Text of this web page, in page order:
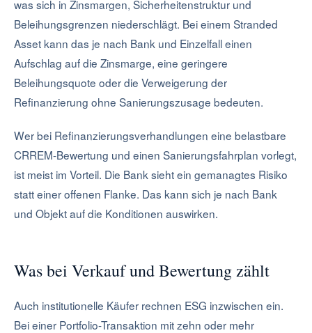
was sich in Zinsmargen, Sicherheitenstruktur und
Beleihungsgrenzen niederschlägt. Bei einem Stranded
Asset kann das je nach Bank und Einzelfall einen
Aufschlag auf die Zinsmarge, eine geringere
Beleihungsquote oder die Verweigerung der
Refinanzierung ohne Sanierungszusage bedeuten.
Wer bei Refinanzierungsverhandlungen eine belastbare
CRREM-Bewertung und einen Sanierungsfahrplan vorlegt,
ist meist im Vorteil. Die Bank sieht ein gemanagtes Risiko
statt einer offenen Flanke. Das kann sich je nach Bank
und Objekt auf die Konditionen auswirken.
Was bei Verkauf und Bewertung zählt
Auch institutionelle Käufer rechnen ESG inzwischen ein.
Bei einer Portfolio-Transaktion mit zehn oder mehr